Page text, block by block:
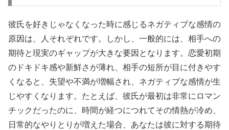
彼氏を好きじゃなくなった時に感じるネガティブな感情の
原因は、人それぞれです。しかし、一般的には、相手への
期待と現実のギャップが大きな要因となります。恋愛初期
のドキドキ感や新鮮さが薄れ、相手の短所が目に付きやす
くなると、失望や不満が増幅され、ネガティブな感情が生
じやすくなります。たとえば、彼氏が最初は非常にロマン
チックだったのに、時間が経つにつれてその情熱が冷め、
日常的なやりとりが増えた場合、あなたは彼に対する期待